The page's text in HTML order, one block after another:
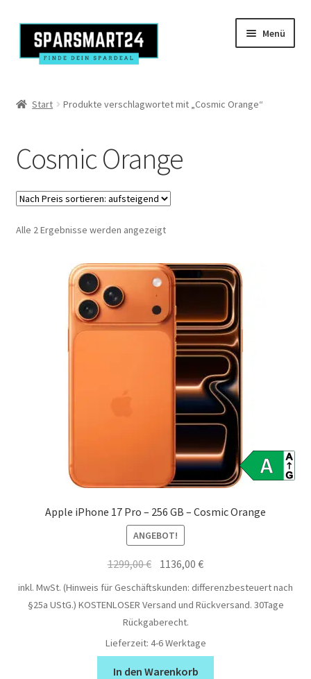
Zur
Navigation
springen
Zum
Inhalt
springen
Menü
Mein Konto
Start Produkte verschlagwortet mit „Cosmic Orange“
Cosmic Orange
Alle 2 Ergebnisse werden angezeigtNach
aufsteigend
Apple iPhone 17 Pro – 256 GB – Cosmic Orange
ANGEBOT!
1299,00€ Ursprünglicher
1136,00€Aktueller
Preis
inkl. MwSt. (Hinweis für Geschäftskunden: differenzbesteuert nach
§25a UStG.) KOSTENLOSER Versand und Rückversand. 30Tage
Rückgaberecht.
Lieferzeit: 4-6 Werktage
In den Warenkorb